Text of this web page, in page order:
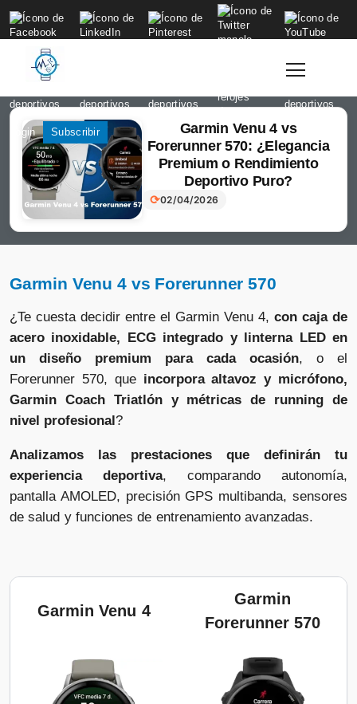
to
content
Login Subscribir
Garmin Venu 4 vs
Forerunner 570: ¿Elegancia
Premium o Rendimiento
Deportivo Puro?
⟳02/04/2026
Garmin Venu 4 vs Forerunner 570
¿Te cuesta decidir entre el Garmin Venu 4, con caja de
acero inoxidable, ECG integrado y linterna LED en
un diseño premium para cada ocasión, o el
Forerunner 570, que incorpora altavoz y micrófono,
Garmin Coach Triatlón y métricas de running de
nivel profesional?
Analizamos las prestaciones que definirán tu
experiencia deportiva, comparando autonomía,
pantalla AMOLED, precisión GPS multibanda, sensores
de salud y funciones de entrenamiento avanzadas.
Garmin Venu 4
Garmin
Forerunner 570